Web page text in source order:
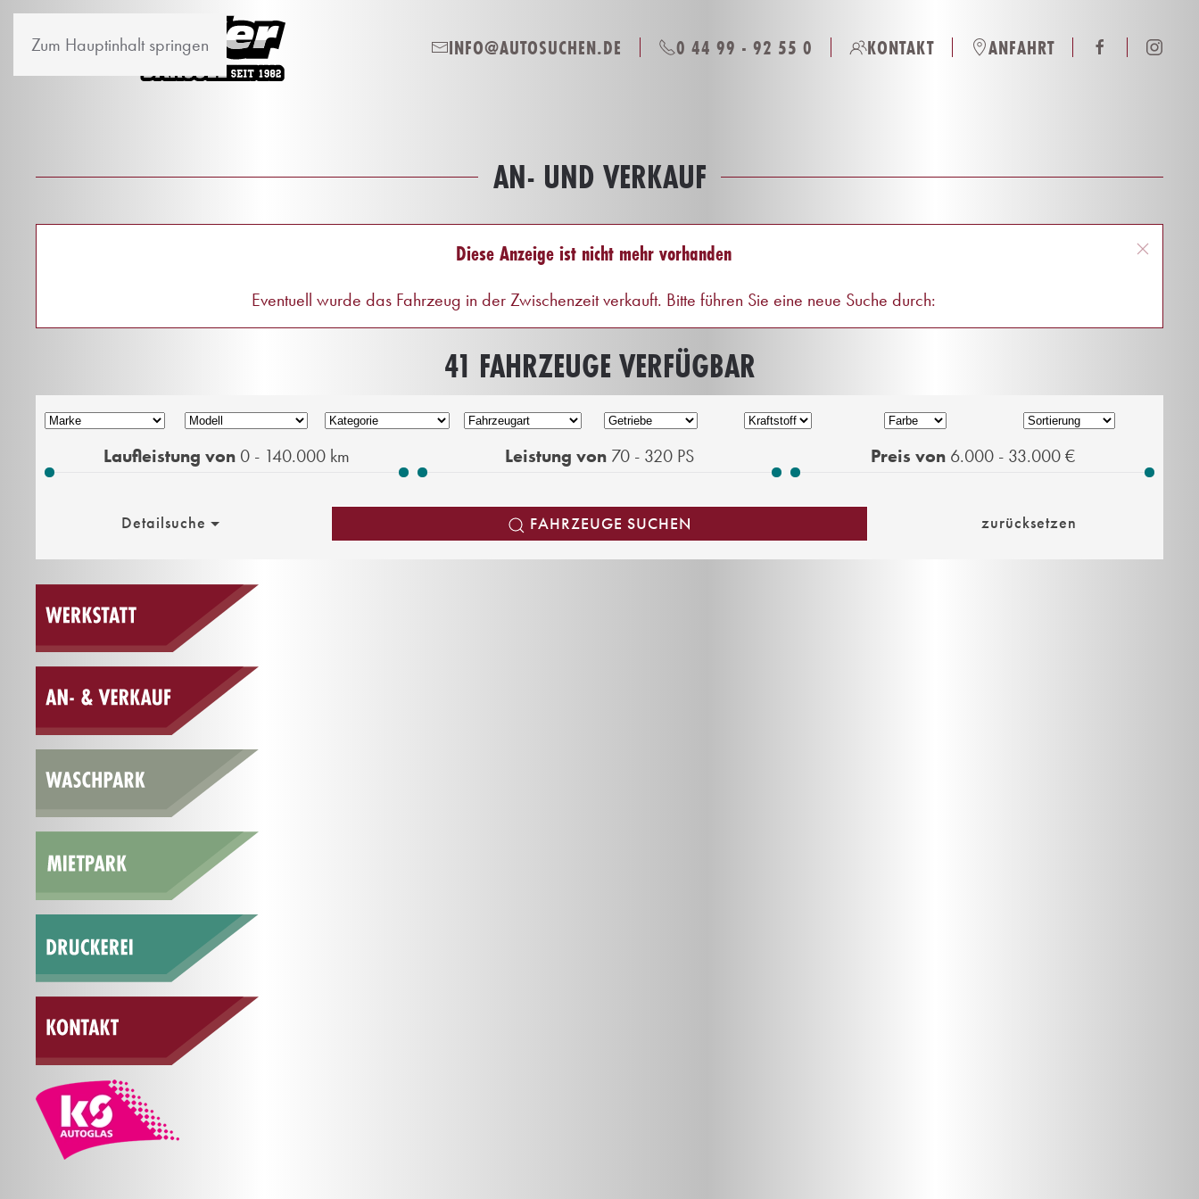
Zum Hauptinhalt springen INFO@AUTOSUCHEN.DE 0 44 99 - 92 55 0 KONTAKT ANFAHRT
AN- UND VERKAUF
Diese Anzeige ist nicht mehr vorhanden
Eventuell wurde das Fahrzeug in der Zwischenzeit verkauft. Bitte führen Sie eine neue Suche durch:
41 FAHRZEUGE VERFÜGBAR
Laufleistung von 0 - 140.000 km Leistung von 70 - 320 PS Preis von 6.000 - 33.000€
Detailsuche FAHRZEUGE SUCHEN zurücksetzen